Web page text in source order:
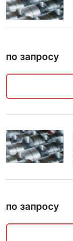
по запросу
по запросу